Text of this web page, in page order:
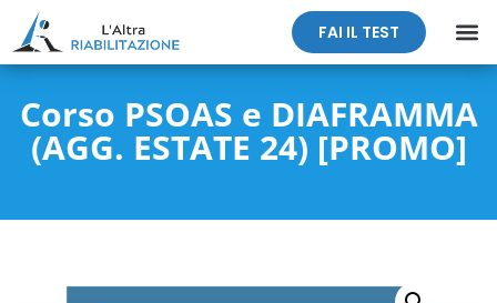
FAI IL TEST
Corso PSOAS e DIAFRAMMA
(AGG. ESTATE 24) [PROMO]